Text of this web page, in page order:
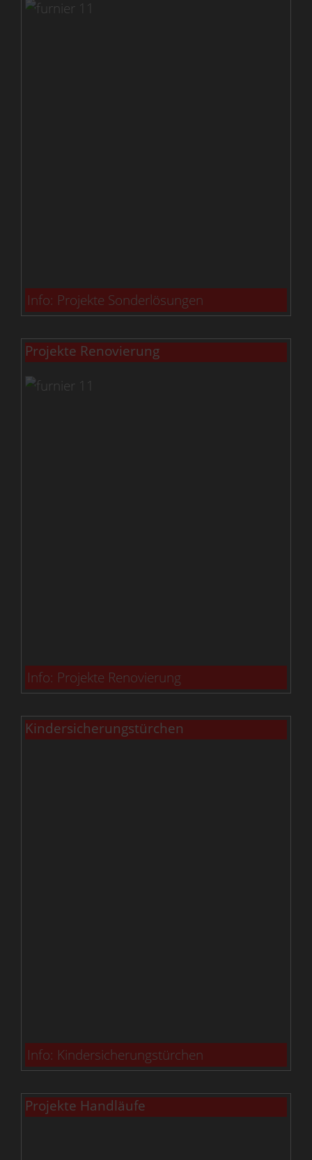
Info: Projekte Sonderlösungen
Projekte Renovierung
Info: Projekte Renovierung
Kindersicherungstürchen
Info: Kindersicherungstürchen
Projekte Handläufe